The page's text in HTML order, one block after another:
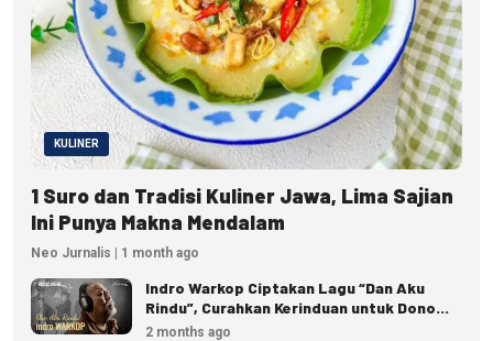
KULINER
1 Suro dan Tradisi Kuliner Jawa, Lima Sajian
Ini Punya Makna Mendalam
Neo Jurnalis | 1 month ago
Indro Warkop Ciptakan Lagu “Dan Aku
Rindu”, Curahkan Kerinduan untuk Dono
dan Kasino
2 months ago